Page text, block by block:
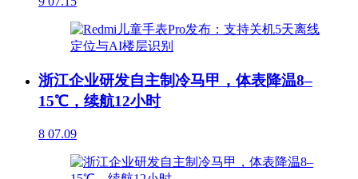
浙江企业研发自主制冷马甲，体表降温8–
15℃，续航12小时
8 07.09